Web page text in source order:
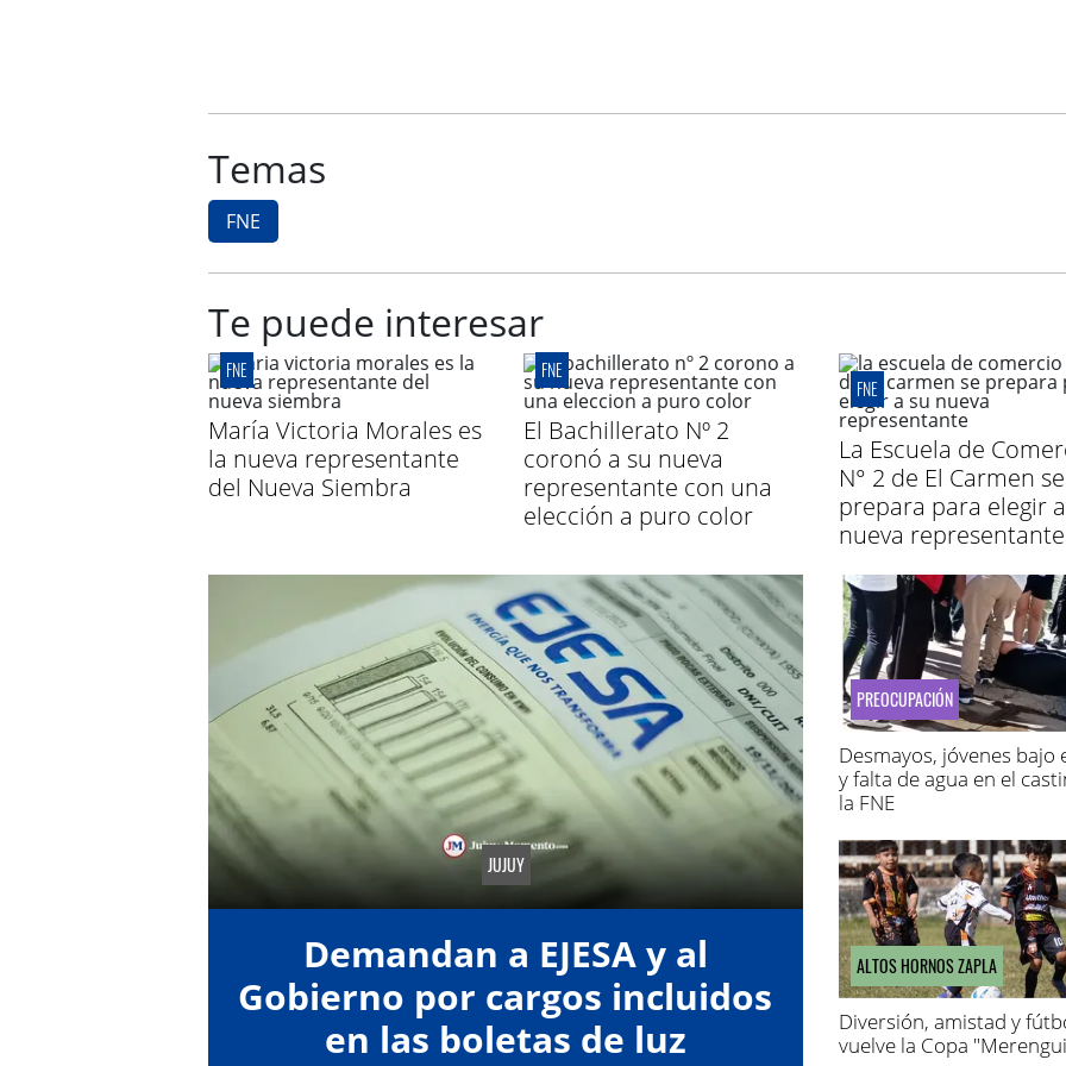
Temas
FNE
Te puede interesar
FNE
María Victoria Morales es
la nueva representante
del Nueva Siembra
FNE
El Bachillerato Nº 2
coronó a su nueva
representante con una
elección a puro color
FNE
La Escuela de
N° 2 de El Carmen se
prepara para elegir
nueva representante
JUJUY
Demandan a EJESA y al
Gobierno por cargos incluidos
en las boletas de luz
PREOCUPACIÓN
Desmayos, jóvenes bajo
y falta de agua en el
la FNE
ALTOS HORNOS ZAPLA
Diversión, amistad y
vuelve la Copa